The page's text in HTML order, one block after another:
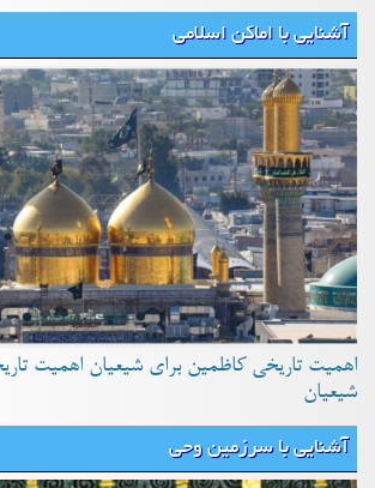
آشنایی با اماکن اسلامی
اهمیت تاریخی کاظمین برای شیعیان اهمیت
شیعیان
آشنایی با سرزمین وحی